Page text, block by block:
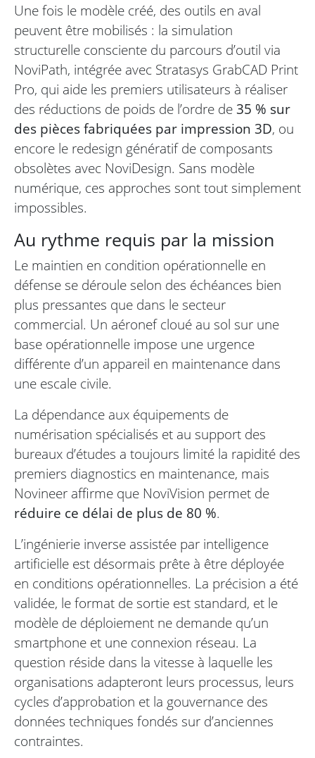
Une fois le modèle créé, des outils en aval
peuvent être mobilisés : la simulation
structurelle consciente du parcours d’outil via
NoviPath, intégrée avec Stratasys GrabCAD Print
Pro, qui aide les premiers utilisateurs à réaliser
des réductions de poids de l’ordre de35 % sur
des pièces fabriquées par impression 3D, ou
encore le redesign génératif de composants
obsolètes avec NoviDesign. Sans modèle
numérique, ces approches sont tout simplement
impossibles.
Au rythme requis par la mission
Le maintien en condition opérationnelle en
défense se déroule selon des échéances bien
plus pressantes que dans le secteur
commercial. Un aéronef cloué au sol sur une
base opérationnelle impose une urgence
différente d’un appareil en maintenance dans
une escale civile.
La dépendance aux équipements de
numérisation spécialisés et au support des
bureaux d’études a toujours limité la rapidité des
premiers diagnostics en maintenance, mais
Novineer affirme que NoviVision permet de
réduire ce délai de plus de 80 %.
L’ingénierie inverse assistée par intelligence
artificielle est désormais prête à être déployée
en conditions opérationnelles. La précision a été
validée, le format de sortie est standard, et le
modèle de déploiement ne demande qu’un
smartphone et une connexion réseau. La
question réside dans la vitesse à laquelle les
organisations adapteront leurs processus, leurs
cycles d’approbation et la gouvernance des
données techniques fondés sur d’anciennes
contraintes.